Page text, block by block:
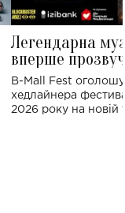
Легендарна
вперше
Україні: де
B-Mall Fest
хедлайнера
2026 року на новій